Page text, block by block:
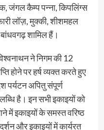
जंगल कैम्प पन्ना, किपलिंग्स
लॉज़, मुक्की, शीशमहल
शामिल हैं।
ने निगम की 12
होने पर हर्ष व्यक्त करते हुए
पर्यटन अपितु संपूर्ण
है। इन सभी इकाइयों को
में इकाइयों के समस्त वरिष्ठ
और इकाइयों में कार्यरत